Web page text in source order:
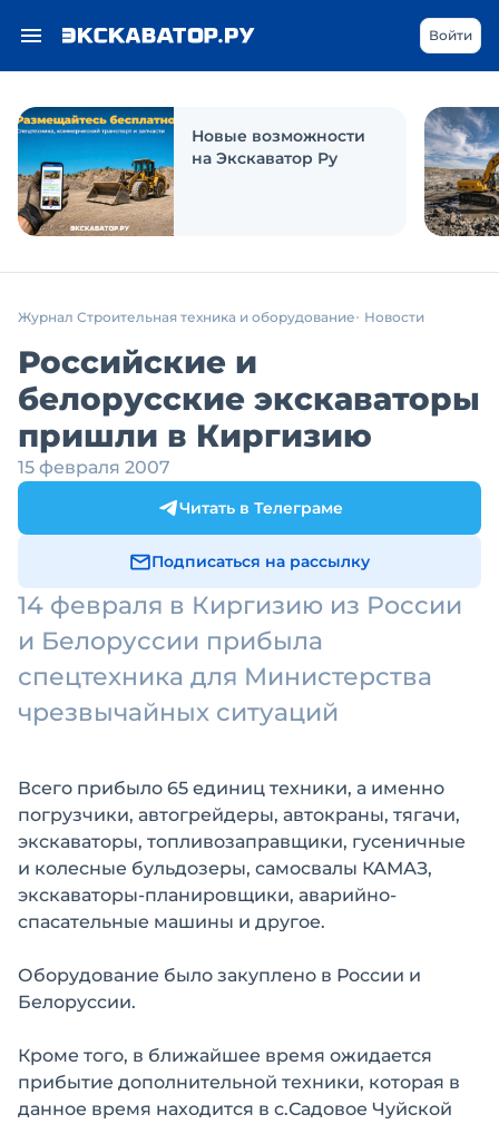
Войти
Новые возможности
на Экскаватор Ру
Журнал Строительная техника и оборудование Новости
Российские и
белорусские экскаваторы
пришли в Киргизию
15 февраля 2007
Читать в Телеграме
Подписаться на рассылку
14 февраля в Киргизию из России
и Белоруссии прибыла
спецтехника для Министерства
чрезвычайных ситуаций
Всего прибыло 65 единиц техники, а именно
погрузчики, автогрейдеры, автокраны, тягачи,
экскаваторы, топливозаправщики, гусеничные
и колесные бульдозеры, самосвалы КАМАЗ,
экскаваторы-планировщики, аварийно-
спасательные машины и другое.
Оборудование было закуплено в России и
Белоруссии.
Кроме того, в ближайшее время ожидается
прибытие дополнительной техники, которая в
данное время находится в с.Садовое Чуйской